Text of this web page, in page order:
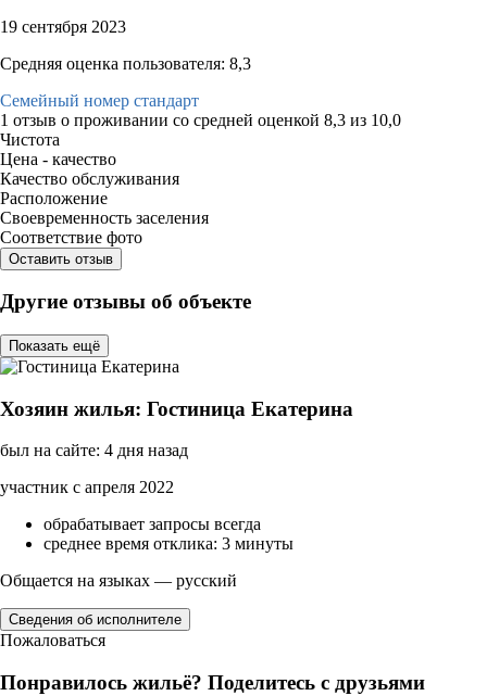
19 сентября 2023
Средняя оценка пользователя: 8,3
Семейный номер стандарт
1 отзыв о проживании со средней оценкой 8,3 из 10,0
Чистота
Цена - качество
Качество обслуживания
Расположение
Своевременность заселения
Соответствие фото
Оставить отзыв
Другие отзывы об объекте
Показать ещё
Хозяин жилья: Гостиница Екатерина
был на сайте: 4 дня назад
участник с апреля 2022
обрабатывает запросы всегда
среднее время отклика: 3 минуты
Общается на языках — русский
Сведения об исполнителе
Пожаловаться
Понравилось жильё? Поделитесь с друзьями